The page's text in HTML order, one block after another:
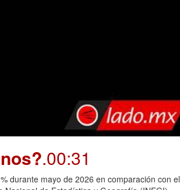
.00:31
durante mayo de 2026 en comparación con el